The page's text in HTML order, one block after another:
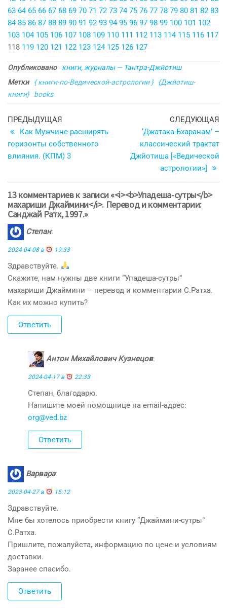
63 64 65 66 67 68 69 70 71 72 73 74 75 76 77 78 79 80 81 82 83
84 85 86 87 88 89 90 91 92 93 94 95 96 97 98 99 100 101 102
103 104 105 106 107 108 109 110 111 112 113 114 115 116 117
118 119 120 121 122 123 124 125 126 127
Опубликовано
книги, журналы — Тантра-Джйотиш
Метки
{ книги-по-Ведической-астрологии }
{Джйотиш-
книги}
books
Навигация
по
записям
Предыдущая
запись
ПРЕДЫДУЩАЯ
Как Мужчине расширять
горизонты собственного
влияния. (КПМ) 3
СЛЕДУЮЩАЯ
‘Джатака-Бхаранам’ –
классический трактат
Джйотиша [«Ведической
астрологии»]
13 комментариев к записи «<i><b>Упадеша-сутры</b>
махариши Джаймини</i>. Перевод и комментарии:
Санджай Ратх, 1997.»
Степан:
2024-04-08 в 19:33
Здравствуйте.
Скажите, нам нужны две книги “Упадеша-сутры”
махариши Джаймини – перевод и комментарии С.Ратха.
Как их можно купить?
Ответить
Антон Михайлович Кузнецов:
2024-04-17 в 22:33
Степан, благодарю.
Напишите моей помощнице на email-адрес:
org@ved.bz
Ответить
Варвара:
2023-04-27 в 15:12
Здравствуйте.
Мне бы хотелось приобрести книгу “Джаймини-сутры”
С.Ратха.
Пришлите, пожалуйста, информацию по цене и условиям
доставки.
Заранее спасибо.
Ответить